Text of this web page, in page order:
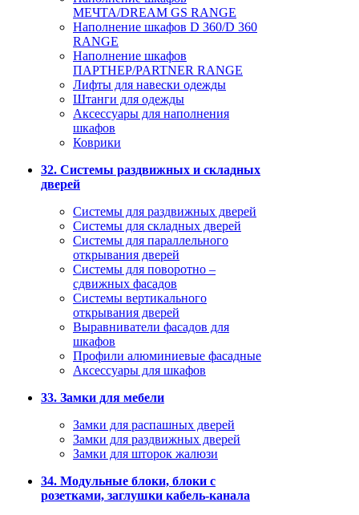
МЕЧТА/DREAM GS RANGE
Наполнение шкафов D 360/D 360
RANGE
Наполнение шкафов
ПАРТНЕР/PARTNER RANGE
Лифты для навески одежды
Штанги для одежды
Аксессуары для наполнения
шкафов
Коврики
32. Системы раздвижных и складных
дверей
Системы для раздвижных дверей
Системы для складных дверей
Системы для параллельного
открывания дверей
Системы для поворотно –
сдвижных фасадов
Системы вертикального
открывания дверей
Выравниватели фасадов для
шкафов
Профили алюминиевые фасадные
Аксессуары для шкафов
33. Замки для мебели
Замки для распашных дверей
Замки для раздвижных дверей
Замки для шторок жалюзи
34. Модульные блоки, блоки с
розетками, заглушки кабель-канала